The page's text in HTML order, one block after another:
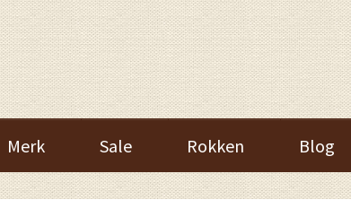
Merk Sale Rokken Blog